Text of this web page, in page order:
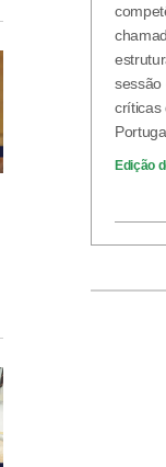
sessão
críticas
Edição